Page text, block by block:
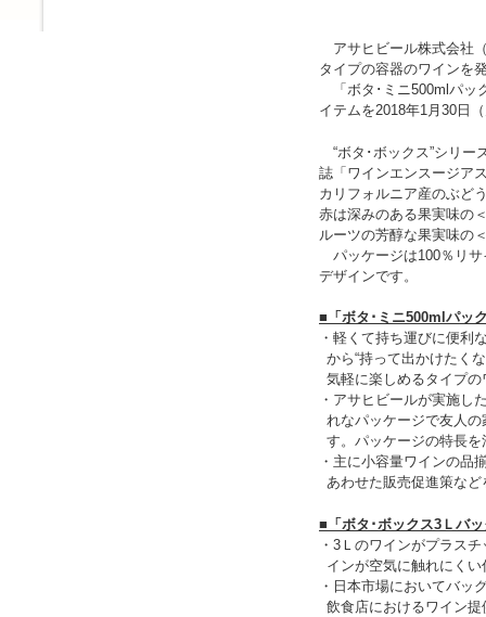
アサヒビール株式会社
タイプの容器のワインを
「ボタ･ミニ500mlパッ
イテムを2018年1月30日
“ボタ･ボックス”シリー
誌「ワインエンスージア
カリフォルニア産のぶど
赤は深みのある果実味の
ルーツの芳醇な果実味の
パッケージは100％リサ
デザインです。
■「ボタ･ミニ500mlパッ
・軽くて持ち運びに便利
から“持って出かけたく
気軽に楽しめるタイプ
・アサヒビールが実施し
れなパッケージで友人の
す。パッケージの特長
・主に小容量ワインの品
あわせた販売促進策など
■「ボタ･ボックス3Ｌバ
・3Ｌのワインがプラス
インが空気に触れにく
・日本市場においてバッ
飲食店におけるワイン